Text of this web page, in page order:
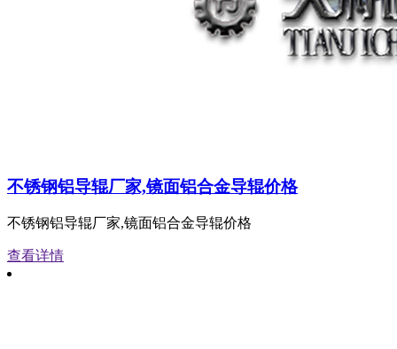
不锈钢铝导辊厂家,镜面铝合金导辊价格
不锈钢铝导辊厂家,镜面铝合金导辊价格
查看详情